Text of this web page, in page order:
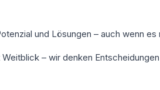
und Lösungen – auch wenn
Weitblick – wir denken